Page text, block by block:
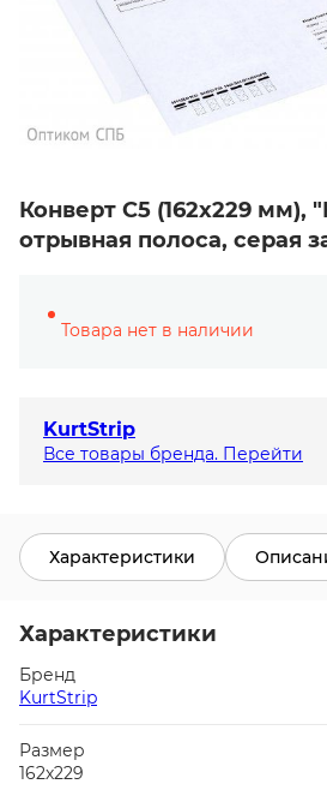
Конверт С5 (162х229 мм),
отрывная полоса, серая
Товара нет в наличии
KurtStrip
Все товары бренда. Перейти
Характеристики
Характеристики
Бренд
KurtStrip
Размер
162х229